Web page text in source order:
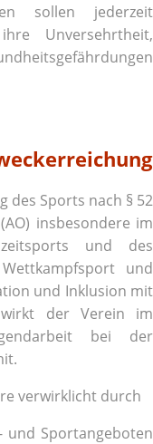
sollen jederzeit
Unversehrtheit,
des Sports nach § 52
insbesondere im
und des
und
und Inklusion mit
der Verein im
bei der
verwirklicht durch
und Sportangeboten